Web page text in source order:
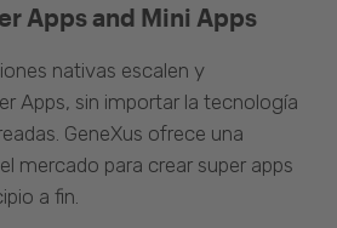
Apps and Mini Apps
nativas escalen y
Apps, sin importar la tecnología
GeneXus ofrece una
mercado para crear super apps
a fin.